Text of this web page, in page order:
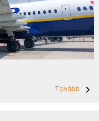
Tovább
navigate_next